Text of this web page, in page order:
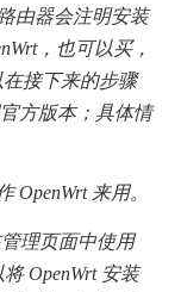
由器会注明安装
，也可以买，
接下来的步骤
方版本；具体情
OpenWrt 来用。
理页面中使用
OpenWrt 安装